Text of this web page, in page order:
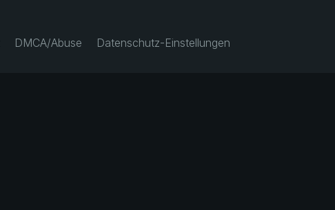
DMCA/Abuse Datenschutz-Einstellungen